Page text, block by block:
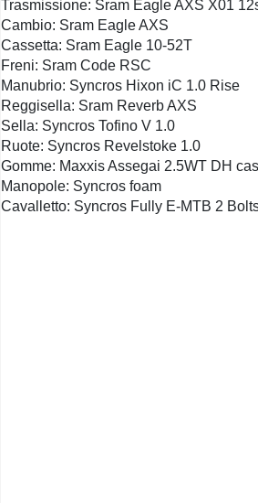
Trasmissione: Sram Eagle AXS X01
Cambio: Sram Eagle AXS
Cassetta: Sram Eagle 10-52T
Freni: Sram Code RSC
Manubrio: Syncros Hixon iC 1.0 Rise
Reggisella: Sram Reverb AXS
Sella: Syncros Tofino V 1.0
Ruote: Syncros Revelstoke 1.0
Gomme: Maxxis Assegai 2.5WT DH
Manopole: Syncros foam
Cavalletto: Syncros Fully E-MTB 2